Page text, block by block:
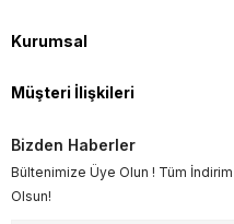
Kurumsal
Müşteri İlişkileri
Bizden Haberler
Bültenimize Üye Olun ! Tüm
Olsun!